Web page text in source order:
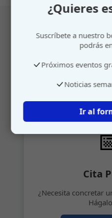
Atención
Gestione su cita o
manera
Cita
¿Necesita concretar
¿Quieres
Suscríbete a nuestro
podrás
Próximos eventos
Noticias
Ir al